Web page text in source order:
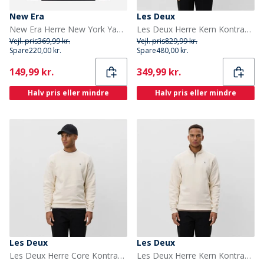
New Era
New Era Herre New York Yankees Svedtrøje Navy/Hvid Nvywhi
Vejl. pris369,99 kr.
Spare220,00 kr.
Current
149,99 kr.
Halv pris eller mindre
Les Deux
Les Deux Herre Kern Kontrast Quarter Zip Sweatshirt Mountain Grey Brown
Vejl. pris829,99 kr.
Spare480,00 kr.
Current
349,99 kr.
Halv pris eller mindre
Les Deux
Les Deux Herre Core Kontrast Sweatshirt Ivory
Les Deux
Les Deux Herre Kern Kontrast Quarter Zip Sweatshirt Ivory